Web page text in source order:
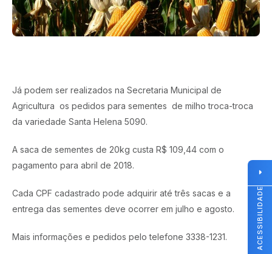
Já podem ser realizados na Secretaria Municipal de
Agricultura os pedidos para sementes de milho troca-troca
da variedade Santa Helena 5090.
A saca de sementes de 20kg custa R$ 109,44 com o
pagamento para abril de 2018.
Cada CPF cadastrado pode adquirir até três sacas e a
entrega das sementes deve ocorrer em julho e agosto.
Mais informações e pedidos pelo telefone 3338-1231. ACESSIBILIDADE